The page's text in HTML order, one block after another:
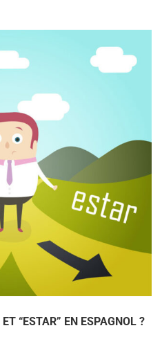
“ESTAR” EN ESPAGNOL ?